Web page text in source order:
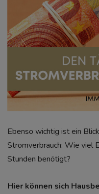
Ebenso wichtig ist ein
Stromverbrauch: Wie viel
Stunden benötigt?
Hier können sich